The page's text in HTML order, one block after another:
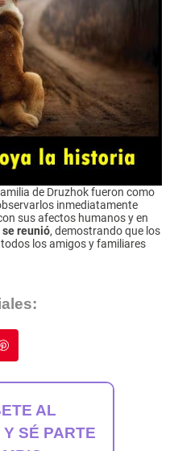
de Druzhok fueron como
inmediatamente
sus afectos humanos y en
reunió, demostrando que los
los amigos y familiares
AL
SÉ PARTE